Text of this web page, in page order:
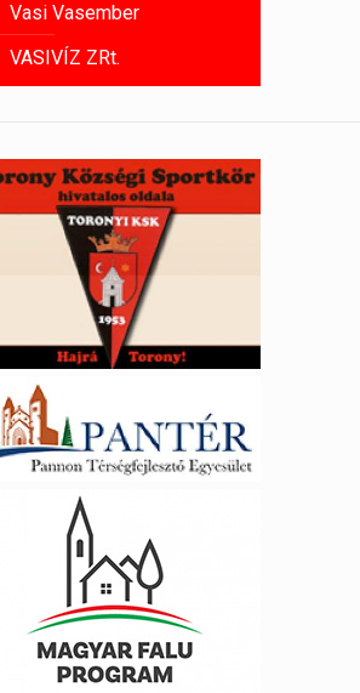
Vasi Vasember
VASIVÍZ ZRt.